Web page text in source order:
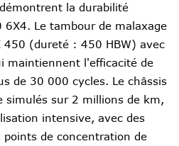
la durabilité
Le tambour de malaxage
450 (dureté : 450 HBW) avec
maintiennent l'efficacité de
de 30 000 cycles. Le châssis
simulés sur 2 millions de km,
intensive, avec des
de concentration de